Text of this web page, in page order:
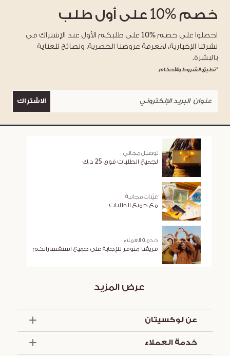
خصم %10 على أول طلب
احصلوا على خصم %10 على طلبكم الأول عند الإشتراك في
نشرتنا الإخبارية، لمعرفة عروضنا الحصرية، ونصائح للعناية
بالبشرة.
*تطبق الشروط والأحكام
الاشتراك
توصيل مجاني
لجميع الطلبات فوق 25 د.ك
عيّنات مجانية
مع جميع الطلبات
خدمة العملاء
فريقنا متوفر للإجابة على جميع استفساراتكم
عرض المزيد
عن لوكسيتان
خدمة العملاء